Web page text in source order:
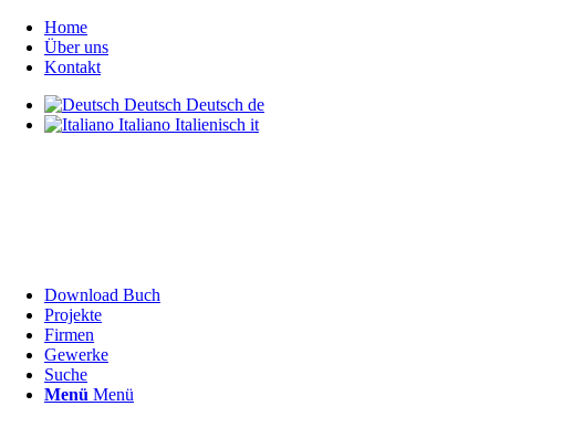
Home
Über uns
Kontakt
Deutsch Deutsch de
Italiano Italienisch it
Download Buch
Projekte
Firmen
Gewerke
Suche
Menü Menü